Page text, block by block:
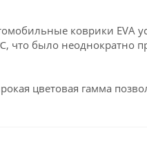
коврики EVA
что было неоднократно
цветовая гамма